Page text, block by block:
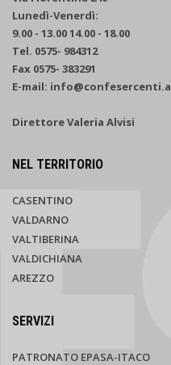
Lunedì-Venerdì:
9.00 - 13.00 14.00 - 18.00
Tel. 0575- 984312
Fax 0575- 383291
E-mail:
Direttore Valeria Alvisi
NEL TERRITORIO
CASENTINO
VALDARNO
VALTIBERINA
VALDICHIANA
AREZZO
SERVIZI
PATRONATO EPASA-ITACO